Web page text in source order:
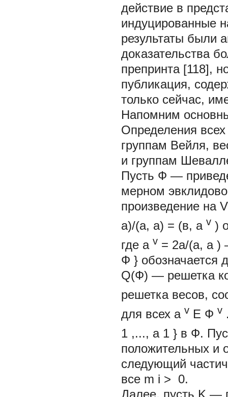
действие в
индуцированные
результаты были
доказательства
препринта [118],
публикация,
только сейчас,
Напомним
Определения
группам Вейля,
и группам
Пусть Ф —
мерном
произведение на
а)/(а, а) = (в, a v )
где a v = 2а/(а, а )
Ф } обозначается
Q(Ф) — решетка
решетка весов,
для всех a v Е Ф v
1 ,..., а 1 } в Ф.
положительных и
следующий
все m i > 0.
Далее, пусть K —